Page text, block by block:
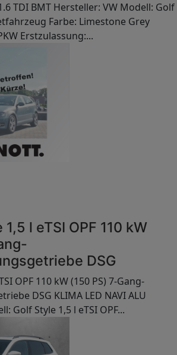
TDI BMT Hersteller: VW Modell: Golf
Farbe: Limestone Grey
Erstzulassung:...
l eTSI OPF 110 kW
DSG
OPF 110 kW (150 PS) 7-Gang-
DSG KLIMA LED NAVI ALU
Golf Style 1,5 l eTSI OPF...